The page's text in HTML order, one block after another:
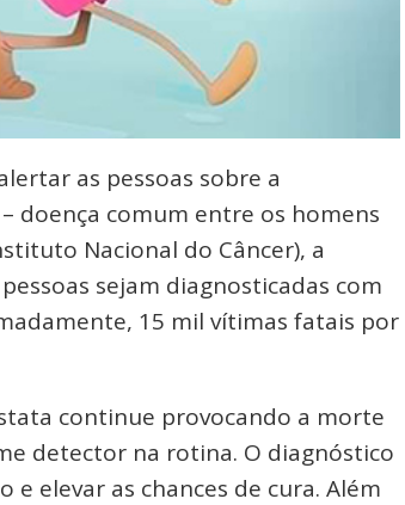
as pessoas sobre a
doença comum entre os homens
Nacional do Câncer), a
sejam diagnosticadas com
15 mil vítimas fatais por
continue provocando a morte
detector na rotina. O diagnóstico
elevar as chances de cura. Além